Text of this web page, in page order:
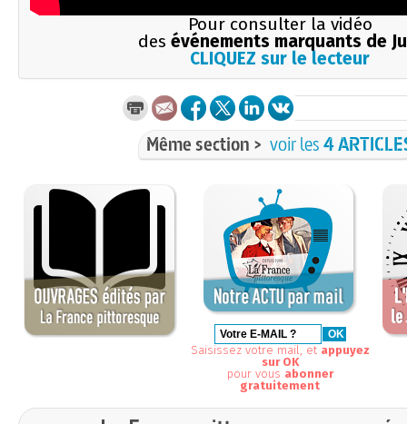
Pour consulter la vidéo
des événements marquants de
CLIQUEZ sur le lecteur
Même section > voir les4
Saisissez votre mail, et appuyez
sur OK
pour vous abonner
gratuitement